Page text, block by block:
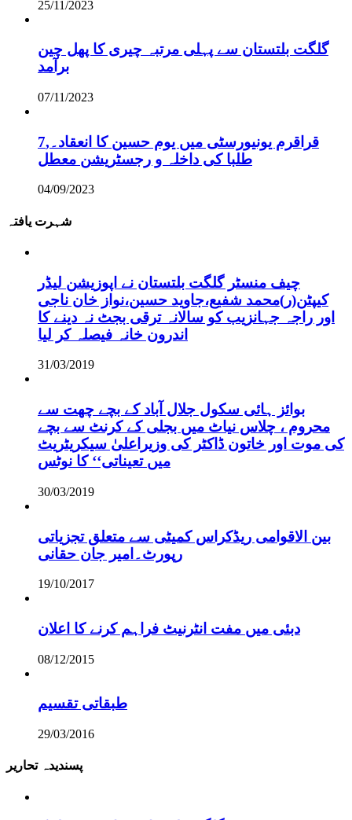
25/11/2023
گلگت بلتستان سے پہلی مرتبہ چیری کا پھل چین
برآمد
07/11/2023
قراقرم یونیورسٹی میں یوم حسین کا انعقاد۔,7
طلبا کی داخلہ و رجسٹریشن معطل
04/09/2023
شہرت یافتہ
چیف منسٹر گلگت بلتستان نے اپوزیشن لیڈر
کیپٹن(ر)محمد شفیع،جاوید حسین،نواز خان ناجی
اور راجہ جہانزیب کو سالانہ ترقی بجٹ نہ دینے کا
اندرون خانہ فیصلہ کر لیا
31/03/2019
بوائز ہائی سکول جلال آباد کے بچے چھت سے
محروم ، چلاس نیاٹ میں بجلی کے کرنٹ سے بچے
کی موت اور خاتون ڈاکٹر کی وزیراعلیٰ سیکریٹریٹ
میں تعیناتی‘‘ کا نوٹس
30/03/2019
بین الاقوامی ریڈکراس کمیٹی سے متعلق تجزیاتی
رپورٹ۔امیر جان حقانی
19/10/2017
دبئی میں مفت انٹرنیٹ فراہم کرنے کا اعلان
08/12/2015
طبقاتی تقسیم
29/03/2016
پسندیدہ تحاریر